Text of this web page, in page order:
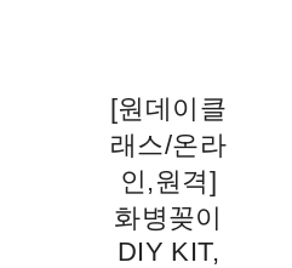
[원데이클
래스/온라
인,원격]
화병꽂이
DIY KIT,